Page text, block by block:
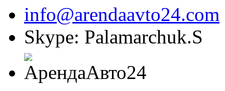
info@arendaavto24.com
Skype: Palamarchuk.S